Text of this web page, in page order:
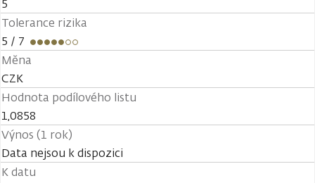
5
Tolerance rizika
5 / 7
Měna
CZK
Hodnota podílového listu
1,0858
Výnos (1 rok)
Data nejsou k dispozici
K datu